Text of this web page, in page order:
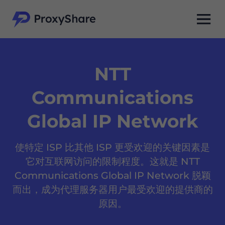
NTT
Communications
Global IP Network
使特定 ISP 比其他 ISP 更受欢迎的关键因素是
它对互联网访问的限制程度。这就是 NTT
Communications Global IP Network 脱颖
而出，成为代理服务器用户最受欢迎的提供商的
原因。